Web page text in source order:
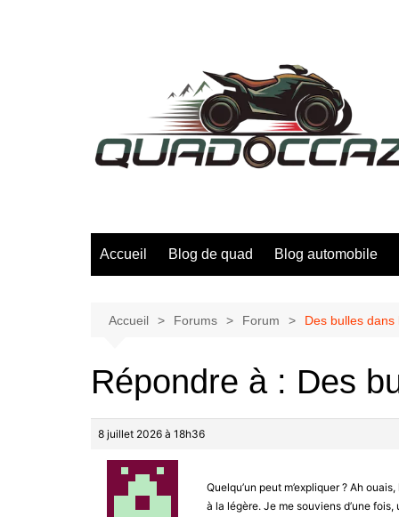
Accueil Blog de quad Blog automobile
Accueil Forums Forum Des bulles
Répondre à : Des
8 juillet 2026 à 18h36
Quelqu’un peut m’expliquer ? Ah
à la légère. Je me souviens d’une